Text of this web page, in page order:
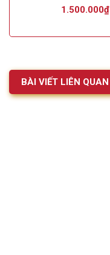
1.500.000₫
BÀI VIẾT LIÊN QUAN